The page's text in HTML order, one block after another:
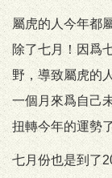
屬虎的人今年都
除了七月！因爲
野，導致屬虎的
一個月來爲自己
扭轉今年的運勢
七月份也是到了